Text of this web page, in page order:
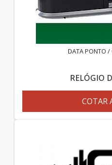
DATA PONTO /
RELÓGIO
COTAR